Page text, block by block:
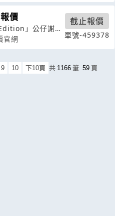
價
」公仔謝謝
官網
截止報價
單號-459378
9 10 下10頁 共 1166 筆 59 頁